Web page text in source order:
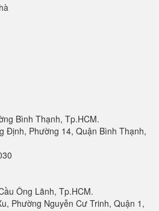
Bình Thạnh, Tp.HCM.
Định, Phường 14, Quận Bình Thạnh,
Ông Lãnh, Tp.HCM.
Phường Nguyễn Cư Trinh, Quận 1,